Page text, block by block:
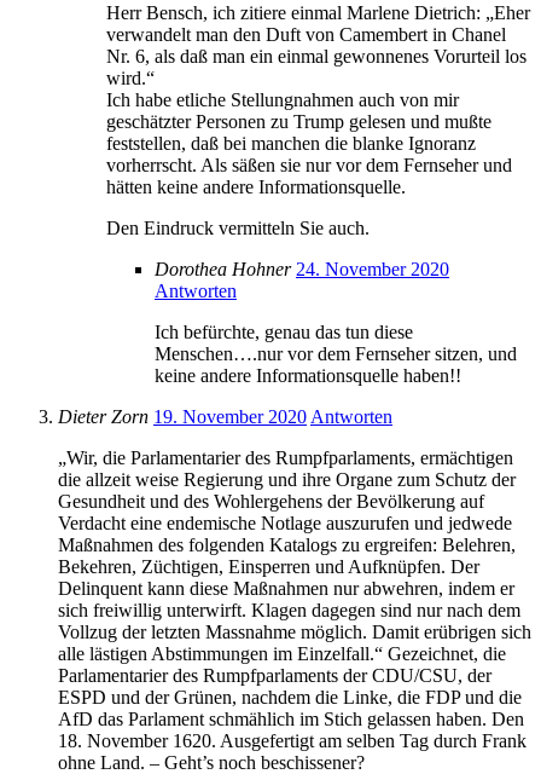
Herr Bensch, ich zitiere einmal Marlene Dietrich: „Eher
verwandelt man den Duft von Camembert in Chanel
Nr. 6, als daß man ein einmal gewonnenes Vorurteil los
wird.“
Ich habe etliche Stellungnahmen auch von mir
geschätzter Personen zu Trump gelesen und mußte
feststellen, daß bei manchen die blanke Ignoranz
vorherrscht. Als säßen sie nur vor dem Fernseher und
hätten keine andere Informationsquelle.
Den Eindruck vermitteln Sie auch.
Dorothea Hohner 24. November 2020
Antworten
Ich befürchte, genau das tun diese
Menschen….nur vor dem Fernseher sitzen, und
keine andere Informationsquelle haben!!
Dieter Zorn 19. November 2020 Antworten
„Wir, die Parlamentarier des Rumpfparlaments, ermächtigen
die allzeit weise Regierung und ihre Organe zum Schutz der
Gesundheit und des Wohlergehens der Bevölkerung auf
Verdacht eine endemische Notlage auszurufen und jedwede
Maßnahmen des folgenden Katalogs zu ergreifen: Belehren,
Bekehren, Züchtigen, Einsperren und Aufknüpfen. Der
Delinquent kann diese Maßnahmen nur abwehren, indem er
sich freiwillig unterwirft. Klagen dagegen sind nur nach dem
Vollzug der letzten Massnahme möglich. Damit erübrigen sich
alle lästigen Abstimmungen im Einzelfall.“ Gezeichnet, die
Parlamentarier des Rumpfparlaments der CDU/CSU, der
ESPD und der Grünen, nachdem die Linke, die FDP und die
AfD das Parlament schmählich im Stich gelassen haben. Den
18. November 1620. Ausgefertigt am selben Tag durch Frank
ohne Land. – Geht’s noch beschissener?